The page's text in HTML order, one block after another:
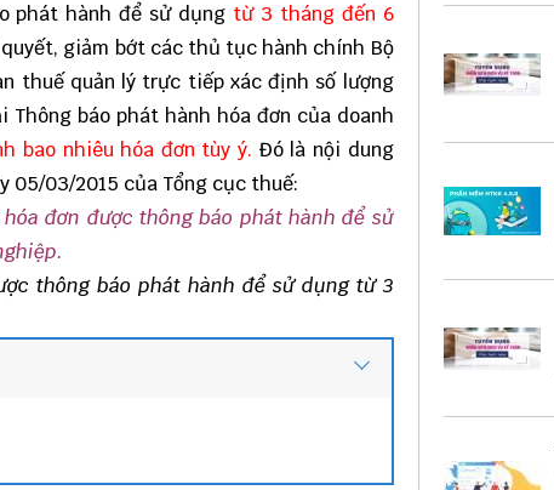
phát hành để sử dụng từ 3 tháng đến 6
giảm bớt các thủ tục hành chính Bộ
thuế quản lý trực tiếp xác định số lượng
báo phát hành hóa đơn của doanh
bao nhiêu hóa đơn tùy ý. Đó là nội dung
05/03/2015 của Tổng cục thuế:
đơn được thông báo phát hành để sử
thông báo phát hành để sử dụng từ 3